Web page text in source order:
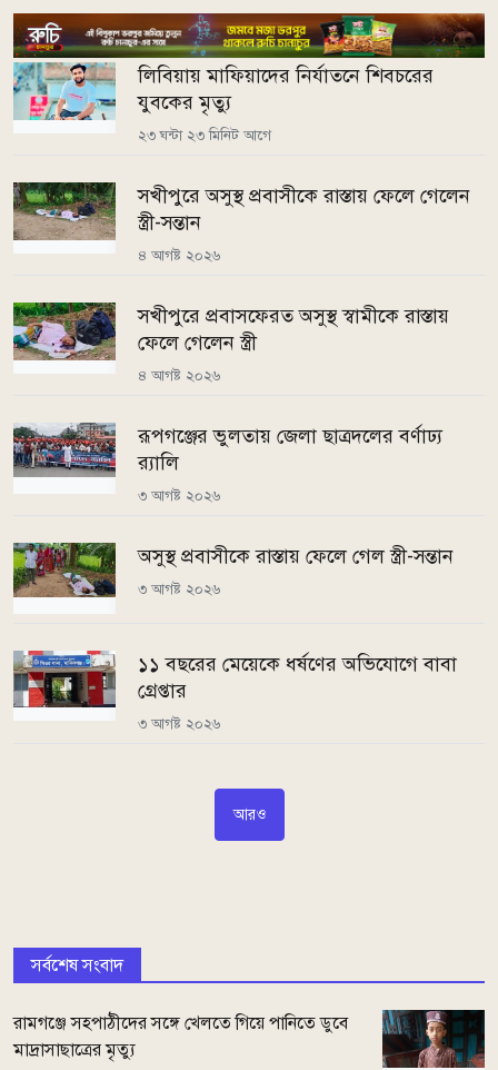
লিবিয়ায় মাফিয়াদের নির্যাতনে শিবচরের
যুবকের মৃত্যু
২৩ ঘন্টা ২৩ মিনিট আগে
সখীপুরে অসুস্থ প্রবাসীকে রাস্তায় ফেলে গেলেন
স্ত্রী-সন্তান
৪ আগষ্ট ২০২৬
সখীপুরে প্রবাসফেরত অসুস্থ স্বামীকে রাস্তায়
ফেলে গেলেন স্ত্রী
৪ আগষ্ট ২০২৬
রূপগঞ্জের ভুলতায় জেলা ছাত্রদলের বর্ণাঢ্য
র‍্যালি
৩ আগষ্ট ২০২৬
অসুস্থ প্রবাসীকে রাস্তায় ফেলে গেল স্ত্রী-সন্তান
৩ আগষ্ট ২০২৬
১১ বছরের মেয়েকে ধর্ষণের অভিযোগে বাবা
গ্রেপ্তার
৩ আগষ্ট ২০২৬
আরও
সর্বশেষ সংবাদ
রামগঞ্জে সহপাঠীদের সঙ্গে খেলতে গিয়ে পানিতে ডুবে
মাদ্রাসাছাত্রের মৃত্যু